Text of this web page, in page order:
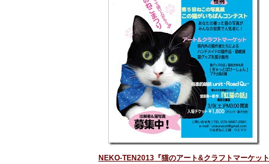
NEKO-TEN2013『猫のアート&クラフトマーケット